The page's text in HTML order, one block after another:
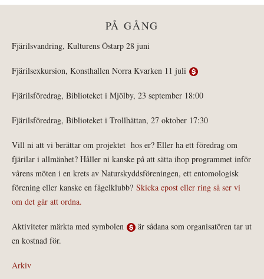
PÅ GÅNG
Fjärilsvandring, Kulturens Östarp 28 juni
Fjärilsexkursion, Konsthallen Norra Kvarken 11 juli
Fjärilsföredrag, Biblioteket i Mjölby, 23 september 18:00
Fjärilsföredrag, Biblioteket i Trollhättan, 27 oktober 17:30
Vill ni att vi berättar om projektet hos er? Eller ha ett föredrag om
fjärilar i allmänhet? Håller ni kanske på att sätta ihop programmet inför
vårens möten i en krets av Naturskyddsföreningen, ett entomologisk
förening eller kanske en fågelklubb? Skicka epost eller ring så ser vi
om det går att ordna.
Aktiviteter märkta med symbolen
är sådana som organisatören tar ut
en kostnad för.
Arkiv